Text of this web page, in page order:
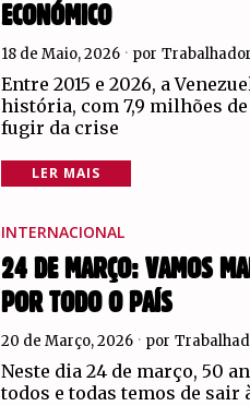
ECONÓMICO
18 de Maio, 2026 por
Entre 2015 e 2026, a
história, com 7,9 milhões
fugir da crise
LER MAIS
INTERNACIONAL
24 DE MARÇO: VAMOS
POR TODO O PAÍS
20 de Março, 2026 por
Neste dia 24 de março, 50
todos e todas temos de sair